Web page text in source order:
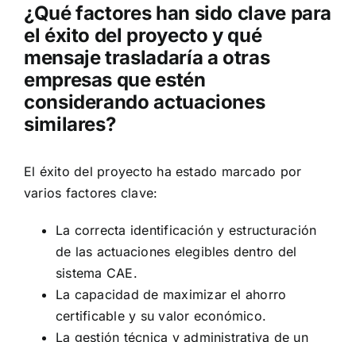
¿Qué factores han sido clave para
el éxito del proyecto y qué
mensaje trasladaría a otras
empresas que estén
considerando actuaciones
similares?
El éxito del proyecto ha estado marcado por
varios factores clave:
La correcta identificación y estructuración
de las actuaciones elegibles dentro del
sistema CAE.
La capacidad de maximizar el ahorro
certificable y su valor económico.
La gestión técnica y administrativa de un